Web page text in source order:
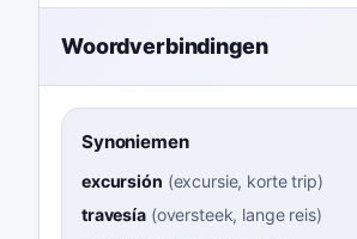
Woordverbindingen
Synoniemen
excursión (excursie, korte trip)
travesía(oversteek, lange reis)